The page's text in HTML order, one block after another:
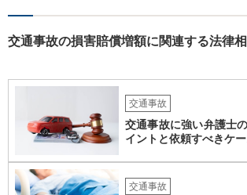
交通事故の損害賠償増額に関連する法律
交通事故
交通事故に強い弁護士
イントと依頼すべきケ
交通事故